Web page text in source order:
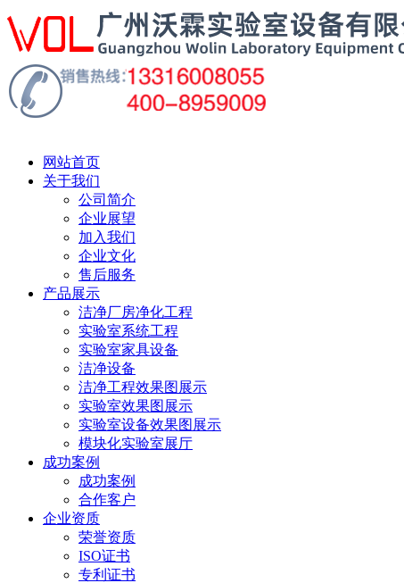
网站首页
关于我们
公司简介
企业展望
加入我们
企业文化
售后服务
产品展示
洁净厂房净化工程
实验室系统工程
实验室家具设备
洁净设备
洁净工程效果图展示
实验室效果图展示
实验室设备效果图展示
模块化实验室展厅
成功案例
成功案例
合作客户
企业资质
荣誉资质
ISO证书
专利证书